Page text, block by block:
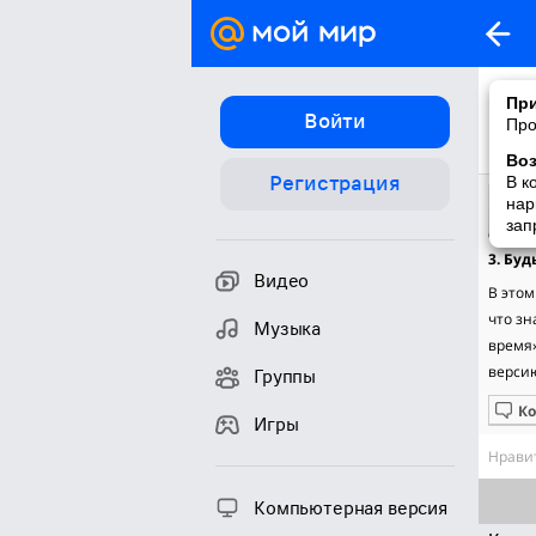
В
Войти
Регистрация
Видео
Музыка
Группы
Игры
Компьютерная версия
3.
В
что